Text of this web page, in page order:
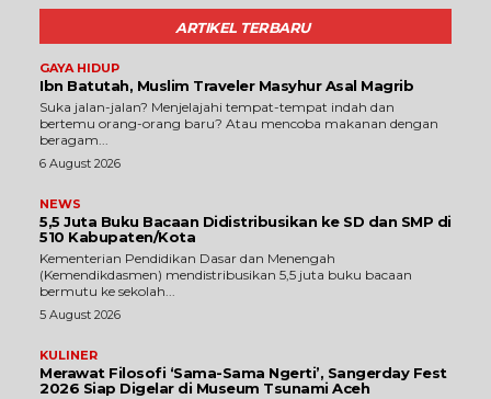
ARTIKEL TERBARU
GAYA HIDUP
Ibn Batutah, Muslim Traveler Masyhur Asal Magrib
Suka jalan-jalan? Menjelajahi tempat-tempat indah dan
bertemu orang-orang baru? Atau mencoba makanan dengan
beragam...
6 August 2026
NEWS
5,5 Juta Buku Bacaan Didistribusikan ke SD dan SMP di
510 Kabupaten/Kota
Kementerian Pendidikan Dasar dan Menengah
(Kemendikdasmen) mendistribusikan 5,5 juta buku bacaan
bermutu ke sekolah...
5 August 2026
KULINER
Merawat Filosofi ‘Sama-Sama Ngerti’, Sangerday Fest
2026 Siap Digelar di Museum Tsunami Aceh